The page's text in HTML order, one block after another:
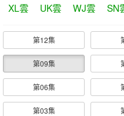
XL雲
UK雲 WJ雲 SN
第12集
第09集
第06集
第03集